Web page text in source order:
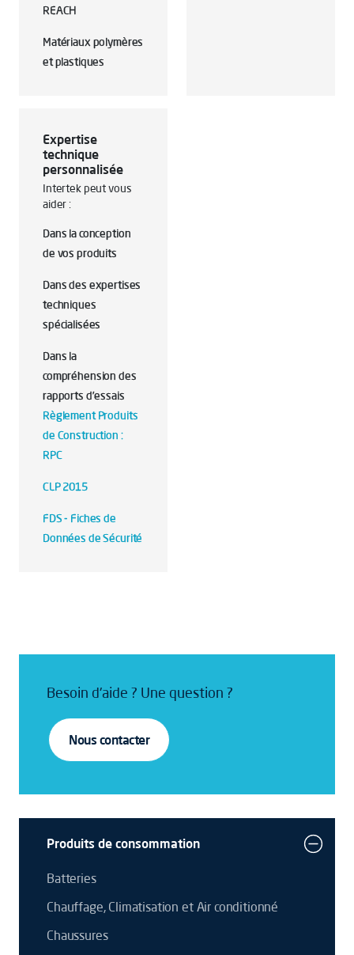
REACH
Matériaux polymères
et plastiques
Expertise
technique
personnalisée
Intertek peut vous
aider :
Dans la conception
de vos produits
Dans des expertises
techniques
spécialisées
Dans la
compréhension des
rapports d’essais
Règlement Produits
de Construction :
RPC
CLP 2015
FDS - Fiches de
Données de Sécurité
Besoin d'aide ? Une question ?
Nous contacter
Produits de consommation
Batteries
Chauffage, Climatisation et Air conditionné
Chaussures